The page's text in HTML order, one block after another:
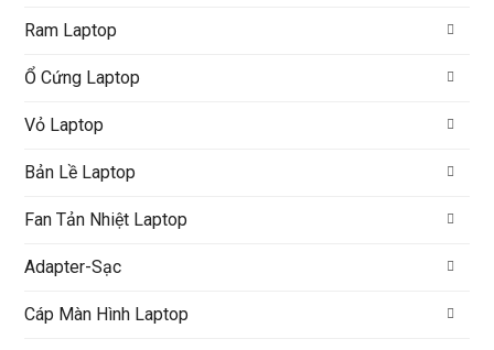
Ram Laptop
Ổ Cứng Laptop
Vỏ Laptop
Bản Lề Laptop
Fan Tản Nhiệt Laptop
Adapter-Sạc
Cáp Màn Hình Laptop